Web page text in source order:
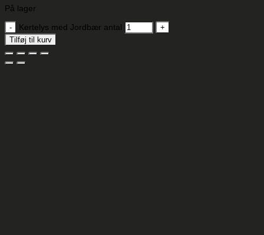
På lager
Kertelys med Jordbær antal
Tilføj til kurv